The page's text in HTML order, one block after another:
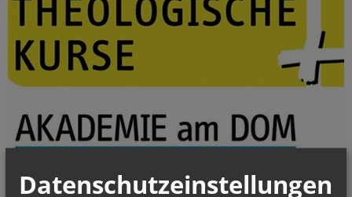
Datenschutzeinstellungen